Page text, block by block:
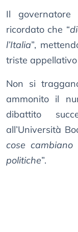
Il
ricordato che “
l’Italia”,
triste
Non si
ammonito il
dibattito
all’Università
cose
politiche”.